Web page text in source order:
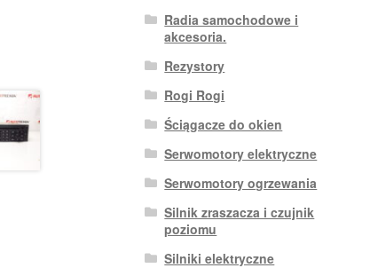
Radia samochodowe i
akcesoria.
Rezystory
Rogi Rogi
Ściągacze do okien
Serwomotory elektryczne
Serwomotory ogrzewania
Silnik zraszacza i czujnik
poziomu
Silniki elektryczne